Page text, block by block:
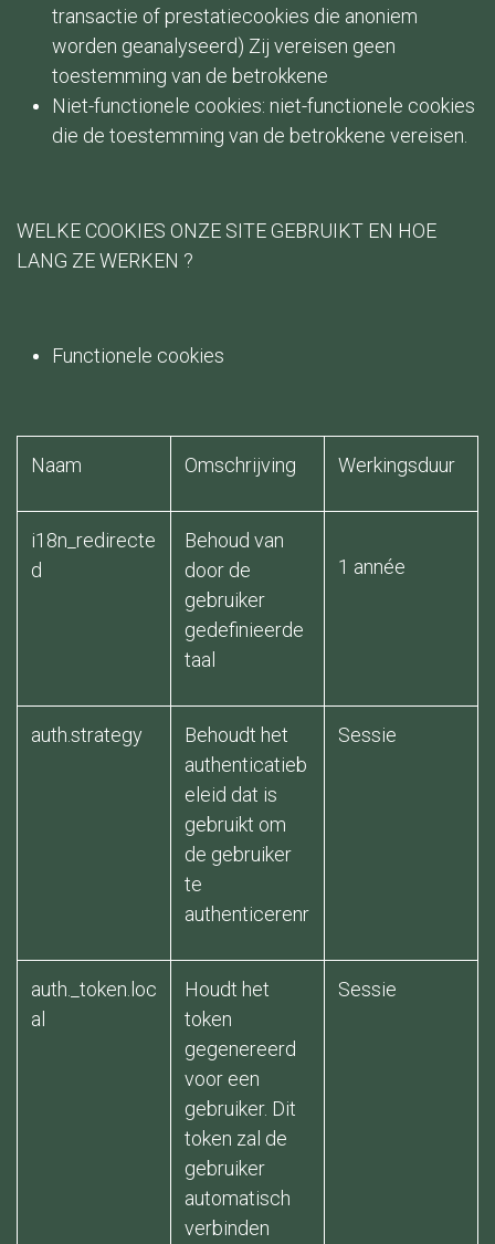
transactie of prestatiecookies die anoniem
worden geanalyseerd) Zij vereisen geen
toestemming van de betrokkene
Niet-functionele cookies: niet-functionele cookies
die de toestemming van de betrokkene vereisen.
WELKE COOKIES ONZE SITE GEBRUIKT EN HOE
LANG ZE WERKEN ?
Functionele cookies
Naam​ Omschrijving ​ Werkingsduur ​
i18n_redirecte
d
Behoud van
door de
gebruiker
gedefinieerde
taal
1 année
auth.strategy
Behoudt het
authenticatieb
eleid dat is
gebruikt om
de gebruiker
te
authenticerenr
Sessie ​
auth._token.loc
al
Houdt het
token
gegenereerd
voor een
gebruiker. Dit
token zal de
gebruiker
automatisch
verbinden
Sessie ​